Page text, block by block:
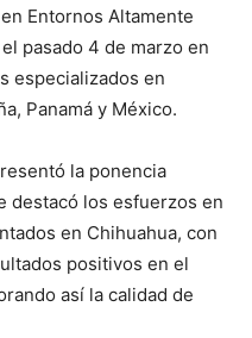
Entornos Altamente
pasado 4 de marzo en
especializados en
Panamá y México.
la ponencia
destacó los esfuerzos en
en Chihuahua, con
positivos en el
así la calidad de